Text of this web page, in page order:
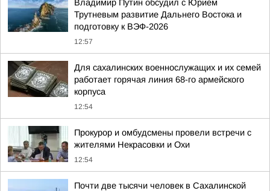
Владимир Путин обсудил с Юрием
Трутневым развитие Дальнего Востока и
подготовку к ВЭФ-2026
12:57
Для сахалинских военнослужащих и их семей
работает горячая линия 68-го армейского
корпуса
12:54
Прокурор и омбудсмены провели встречи с
жителями Некрасовки и Охи
12:54
Почти две тысячи человек в Сахалинской